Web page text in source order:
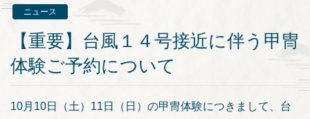
ニュース
【重要】台風１４号接近に伴う甲冑
体験ご予約について
10月10日（土）11日（日）の甲冑体験につきまして、台